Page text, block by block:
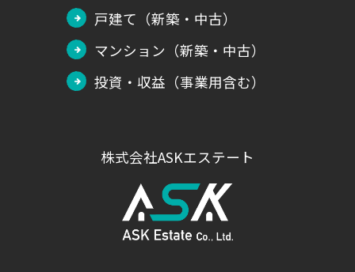
戸建て（新築・中古）
マンション（新築・中古）
投資・収益（事業用含む）
株式会社ASKエステート